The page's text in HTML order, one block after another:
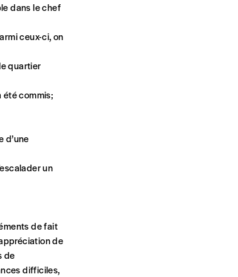
dans le chef
ceux-ci, on
quartier
été commis;
d’une
un
de fait
de
de
difficiles,